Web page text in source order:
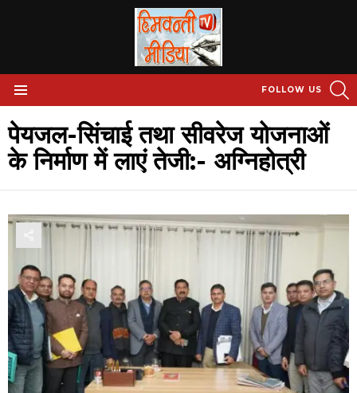
FOLLOW US
पेयजल-सिंचाई तथा सीवरेज योजनाओं
के निर्माण में लाएं तेजी:- अग्निहोत्री